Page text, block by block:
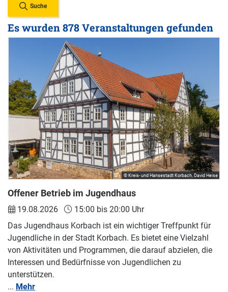
Suche
Es wurden 878 Veranstaltungen gefunden
Offener Betrieb im Jugendhaus
19.08.2026
15:00 bis 20:00 Uhr
Das Jugendhaus Korbach ist ein wichtiger Treffpunkt für
Jugendliche in der Stadt Korbach. Es bietet eine Vielzahl
von Aktivitäten und Programmen, die darauf abzielen, die
Interessen und Bedürfnisse von Jugendlichen zu
unterstützen.
... Mehr
© Kreis- und Hansestadt Korbach, David Heise